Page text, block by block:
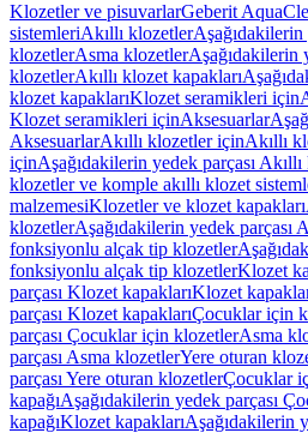
Klozetler ve pisuvarlarGeberit
sistemleriAkıllı klozetlerAşağıdakilerin
klozetlerAsma klozetlerAşağıdakilerin
klozetlerAkıllı klozet kapakları
klozet kapaklarıKlozet seramikleri için
Klozet seramikleri içinAksesuarlar
AksesuarlarAkıllı klozetler içinAkıllı
içinAşağıdakilerin yedek parçası
klozetler ve komple akıllı klozet
malzemesiKlozetler ve klozet kapakları
klozetlerAşağıdakilerin yedek parçası
fonksiyonlu alçak tip klozetler
fonksiyonlu alçak tip klozetlerKlozet
parçası Klozet kapaklarıKlozet
parçası Klozet kapaklarıÇocuklar için
parçası Çocuklar için klozetlerAsma
parçası Asma klozetlerYere oturan
parçası Yere oturan klozetlerÇocuklar
kapağıAşağıdakilerin yedek parçası
kapağıKlozet kapaklarıAşağıdakilerin